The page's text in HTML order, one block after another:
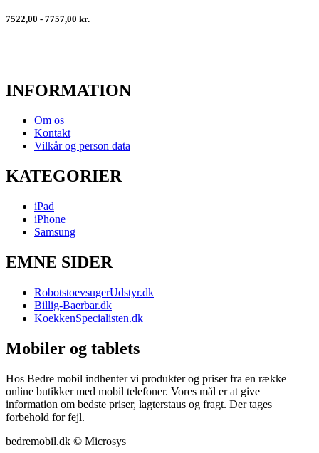
7522,00 - 7757,00 kr.
INFORMATION
Om os
Kontakt
Vilkår og person data
KATEGORIER
iPad
iPhone
Samsung
EMNE SIDER
RobotstoevsugerUdstyr.dk
Billig-Baerbar.dk
KoekkenSpecialisten.dk
Mobiler og tablets
Hos Bedre mobil indhenter vi produkter og priser fra en række
online butikker med mobil telefoner. Vores mål er at give
information om bedste priser, lagterstaus og fragt. Der tages
forbehold for fejl.
bedremobil.dk © Microsys